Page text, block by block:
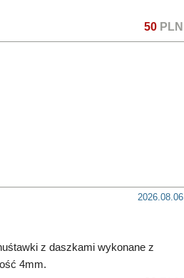
50 PLN
2026.08.06
z daszkami wykonane z
4mm.